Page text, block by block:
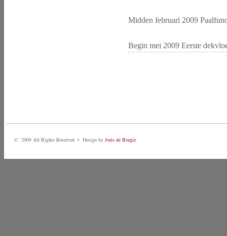
Midden februari 2009
Begin mei 2009 Eerste
© 2009 All Rights Reserved • Design by Joris de Borgie.